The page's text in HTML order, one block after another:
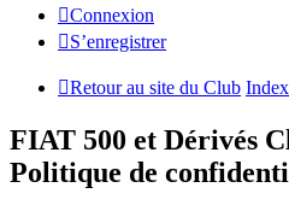
Connexion
S’enregistrer
Retour au site du Club
FIAT 500 et Dérivés
Politique de